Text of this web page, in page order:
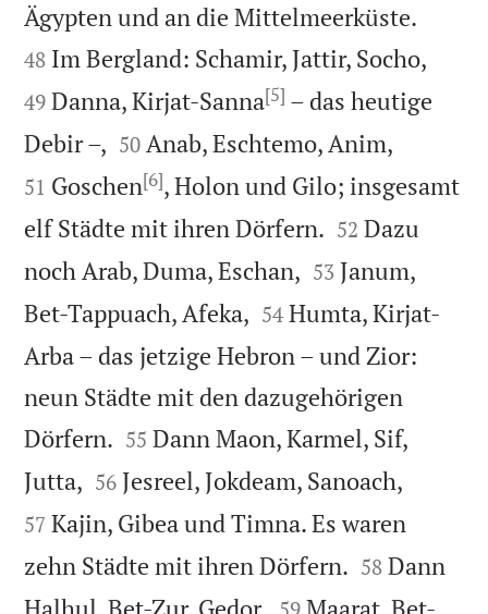
Ägypten und an die Mittelmeerküste.
48 Im Bergland: Schamir, Jattir, Socho,
49 Danna, Kirjat-Sanna[5] – das heutige
Debir –, 

50 Anab, Eschtemo, Anim,
51 Goschen[6], Holon und Gilo; insgesamt
elf Städte mit ihren Dörfern. 

52 Dazu
noch Arab, Duma, Eschan, 

53 Janum,
Bet-Tappuach, Afeka, 

54 Humta, Kirjat-
Arba – das jetzige Hebron – und Zior:
neun Städte mit den dazugehörigen
Dörfern. 

55 Dann Maon, Karmel, Sif,
Jutta, 

56 Jesreel, Jokdeam, Sanoach,
57 Kajin, Gibea und Timna. Es waren
zehn Städte mit ihren Dörfern. 

58 Dann

